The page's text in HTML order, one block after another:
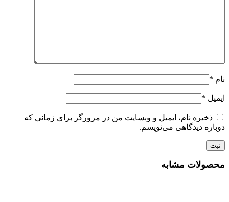
نام *
ایمیل *
ذخیره نام، ایمیل و وبسایت من در مرورگر برای زمانی که
دوباره دیدگاهی می‌نویسم.
محصولات مشابه